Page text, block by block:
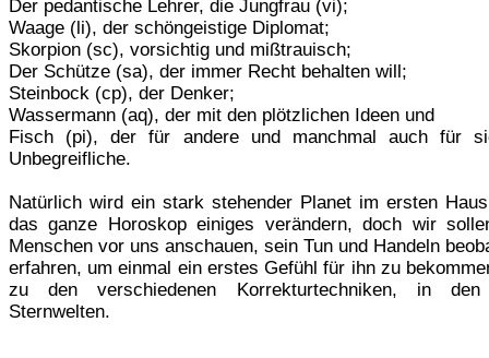
Der pedantische Lehrer, die Jungfrau (vi);
Waage (li), der schöngeistige Diplomat;
Skorpion (sc), vorsichtig und mißtrauisch;
Der Schütze (sa), der immer Recht behalten will;
Steinbock (cp), der Denker;
Wassermann (aq), der mit den plötzlichen Ideen und
Fisch (pi), der für andere und manchmal auch für
Unbegreifliche.
Natürlich wird ein stark stehender Planet im ersten
das ganze Horoskop einiges verändern, doch wir
Menschen vor uns anschauen, sein Tun und Handeln
erfahren, um einmal ein erstes Gefühl für ihn zu
zu den verschiedenen Korrekturtechniken, in den
Sternwelten.